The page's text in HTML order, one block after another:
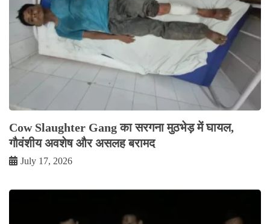
Cow Slaughter Gang का सरगना मुठभेड़ में घायल,
गौवंशीय अवशेष और असलह बरामद
July 17, 2026